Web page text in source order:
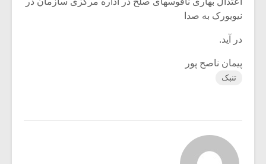
نیویورک به صدا
در آید.
پیمان ناصح پور
تنبک